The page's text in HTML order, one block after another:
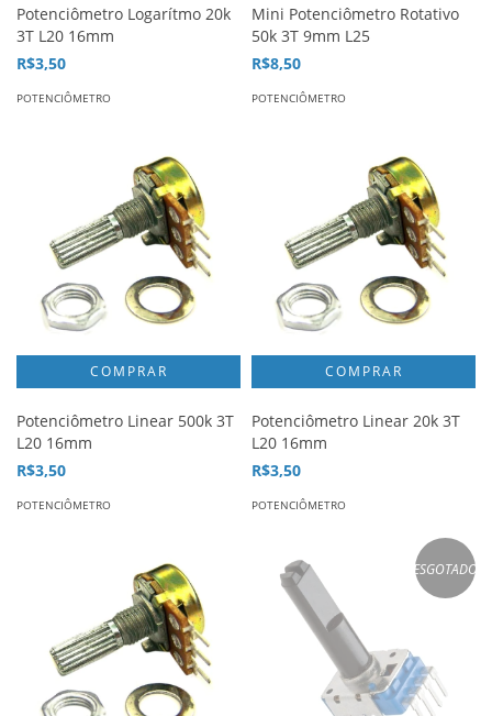
Potenciômetro Logarítmo 20k
3T L20 16mm
R$3,50
POTENCIÔMETRO
Mini Potenciômetro Rotativo
50k 3T 9mm L25
R$8,50
POTENCIÔMETRO
Potenciômetro Linear 500k 3T
L20 16mm
R$3,50
POTENCIÔMETRO
Potenciômetro Linear 20k 3T
L20 16mm
R$3,50
POTENCIÔMETRO
ESGOTADO